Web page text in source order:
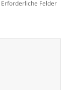
Erforderliche Felder